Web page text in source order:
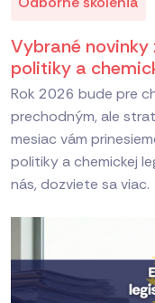
Vybrané novinky
politiky a
Rok 2026 bude pre
prechodným, ale
mesiac vám
politiky a chemickej
nás, dozviete sa viac.